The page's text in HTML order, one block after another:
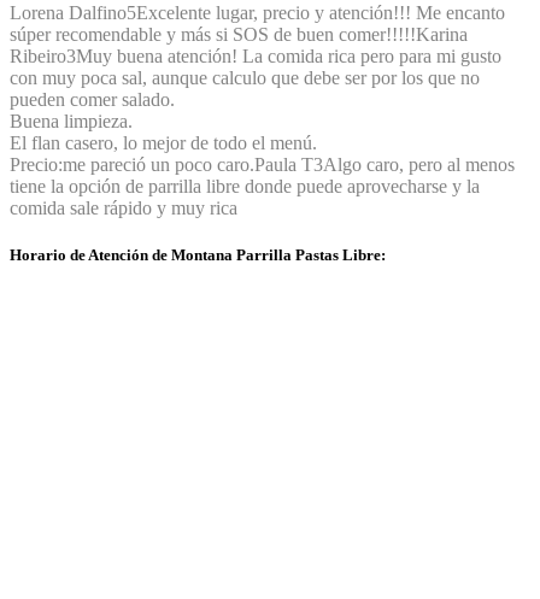
Lorena Dalfino5Excelente lugar, precio y atención!!! Me encanto
súper recomendable y más si SOS de buen comer!!!!!Karina
Ribeiro3Muy buena atención! La comida rica pero para mi gusto
con muy poca sal, aunque calculo que debe ser por los que no
pueden comer salado.
Buena limpieza.
El flan casero, lo mejor de todo el menú.
Precio:me pareció un poco caro.Paula T3Algo caro, pero al menos
tiene la opción de parrilla libre donde puede aprovecharse y la
comida sale rápido y muy rica
Horario de Atención de Montana Parrilla Pastas Libre: